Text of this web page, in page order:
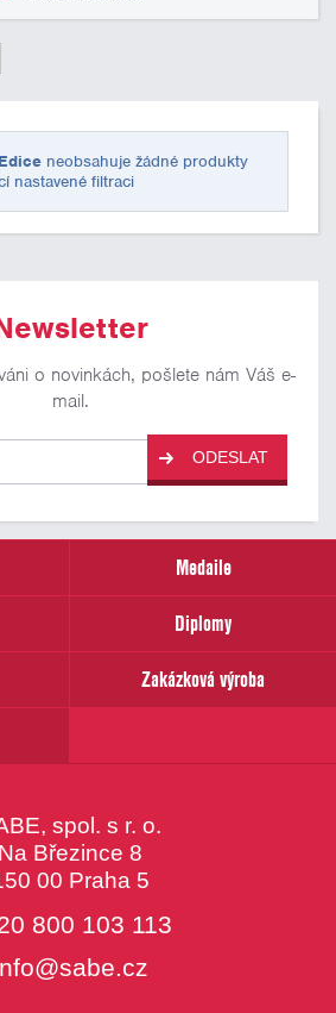
Edice neobsahuje žádné produkty
nastavené filtraci
o novinkách, pošlete nám Váš e-
mail.
ODESLAT
Medaile
Diplomy
Zakázková výroba
spol. s r. o.
Na Březince 8
00 Praha 5
800 103 113